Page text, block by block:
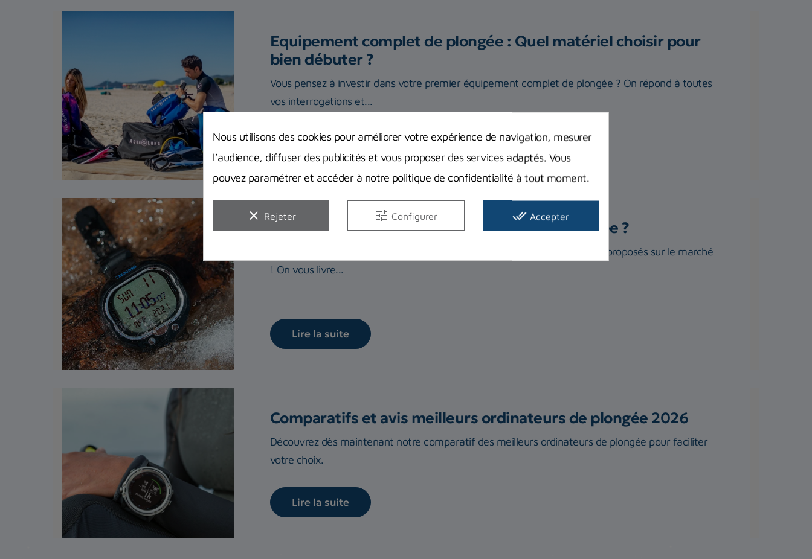
Equipement complet de plongée : Quel matériel choisir pour
bien débuter ?
Vous pensez à investir dans votre premier équipement complet de plongée ? On répond à toutes
vos interrogations et...
Lire la suite
Comment bien choisir son ordinateur de plongée ?
Pas si simple de choisir son ordinateur de plongée avec tous ces modèles proposés sur le marché
! On vous livre...
Lire la suite
Comparatifs et avis meilleurs ordinateurs de plongée 2026
Découvrez dès maintenant notre comparatif des meilleurs ordinateurs de plongée pour faciliter
votre choix.
Lire la suite
Nous utilisons des cookies pour améliorer votre expérience de navigation, mesurer
l’audience, diffuser des publicités et vous proposer des services adaptés. Vous
pouvez paramétrer et accéder à notre politique de confidentialité à tout moment.
clear Rejeter tune Configurer done_all Accepter